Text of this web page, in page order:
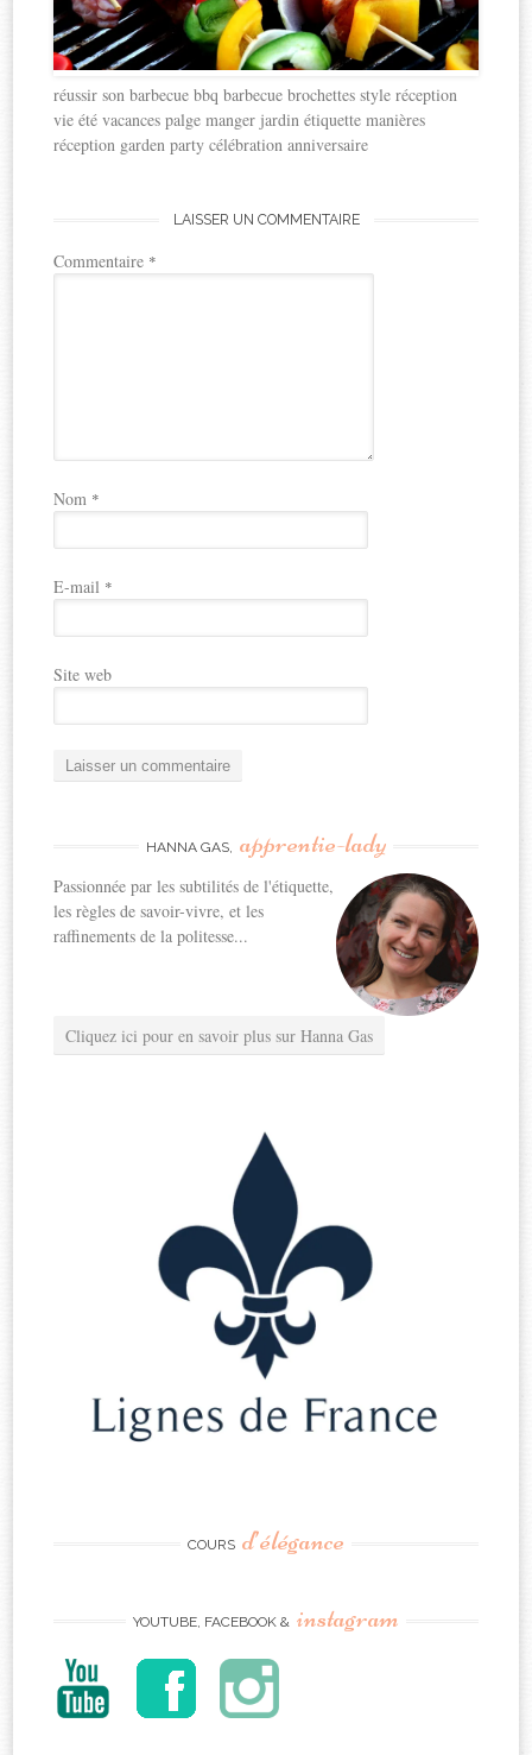
réussir son barbecue bbq barbecue brochettes style réception
vie été vacances palge manger jardin étiquette manières
réception garden party célébration anniversaire
LAISSER UN COMMENTAIRE
Commentaire *
Nom *
E-mail *
Site web
HANNA GAS, apprentie-lady
Passionnée par les subtilités de l'étiquette,
les règles de savoir-vivre, et les
raffinements de la politesse...
Cliquez ici pour en savoir plus sur Hanna Gas
COURS d’élégance
YOUTUBE, FACEBOOK & instagram